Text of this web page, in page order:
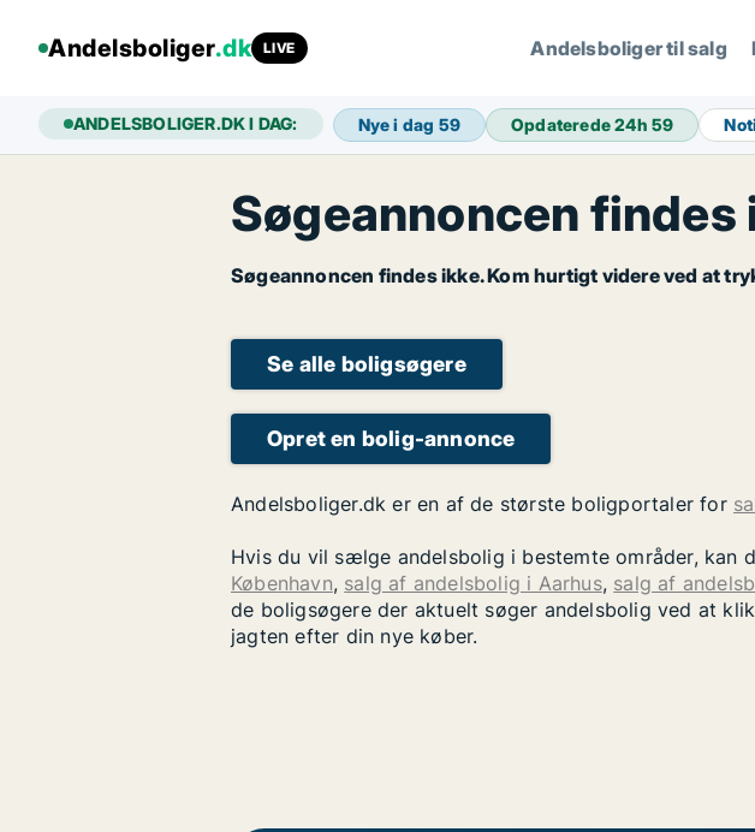
Andelsboliger.dk LIVE Andelsboliger til salg
ANDELSBOLIGER.DK I DAG: Nye i dag 59 Opdaterede 24h59
Søgeannoncen findes
Søgeannoncen findes ikke. Kom hurtigt videre ved at
Se alle boligsøgere
Opret en bolig-annonce
Andelsboliger.dk er en af de største boligportaler for
Hvis du vil sælge andelsbolig i bestemte områder, kan
København, salg af andelsbolig i Aarhus, salg af
de boligsøgere der aktuelt søger andelsbolig ved at
jagten efter din nye køber.